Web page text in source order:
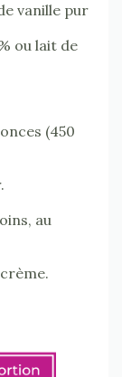
vanille pur
ou lait de
(450
au